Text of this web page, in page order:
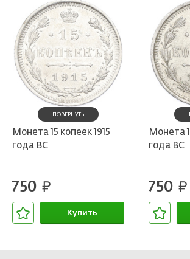
ПОВЕРНУТЬ
Монета 15 копеек 1915
года ВС
750 руб.
Купить
Монета
года ВС
750 руб.